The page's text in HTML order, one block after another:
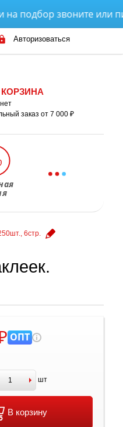
звоните или
Авторизоваться
заказ от 7 000 ₽
6стр.
ОПТ
шт
В корзину